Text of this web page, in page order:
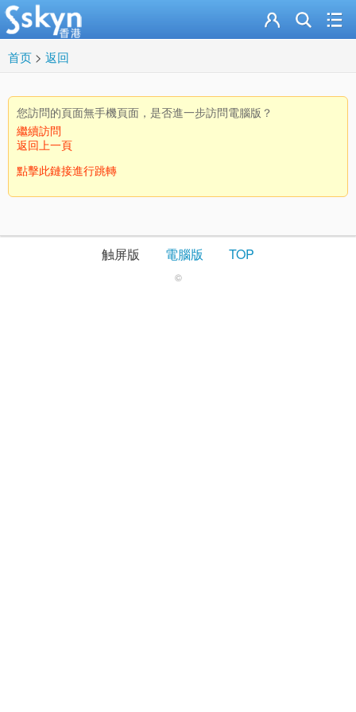
首页 > 返回
您訪問的頁面無手機頁面，是否進一步訪問電腦版？
繼續訪問
返回上一頁
點擊此鏈接進行跳轉
触屏版 電腦版 TOP
©